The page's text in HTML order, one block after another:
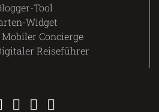
Tool
Widget
Concierge
Reiseführer